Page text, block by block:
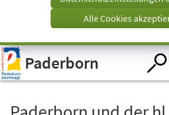
Visuelle
Assistenzsoftware
öffnen.
Alle Cookies
Paderborn